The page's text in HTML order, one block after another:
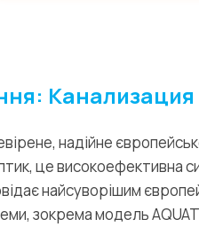
Канализация
надійне
це високоефективна
найсуворішим
зокрема модель